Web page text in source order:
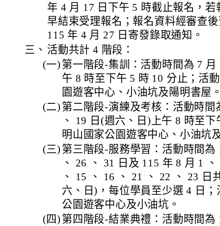
年 4 月 17 日下午 5 時截止報名，
早結束受理報名；報名資料經審查
115 年 4 月 27 日寄發錄取通知。
三、 活動共計 4 階段：
(一) 第一階段-集訓：活動時間為 7
午 8 時至下午 5 時 10 分止；活
園遊客中心、小油坑及陽明書屋
(二) 第二階段-演練及考核：活動時間
、 19 日(週六、日)上午 8 時至
明山國家公園遊客中心、小油坑
(三) 第三階段-服務學習：活動時間為
、 26 、 31 日及 115 年 8 月 1
、 15 、 16 、 21 、 22 、 23 日
六、日)，每位學員至少選 4 日
公園遊客中心及小油坑。
(四) 第四階段-結業典禮：活動時間為